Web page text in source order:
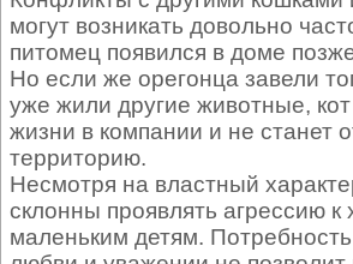
могут возникать довольно
питомец появился в доме
Но если же орегонца завели
уже жили другие животные, кот
жизни в компании и не станет
территорию.
Несмотря на властный
склонны проявлять агрессию к
маленьким детям.